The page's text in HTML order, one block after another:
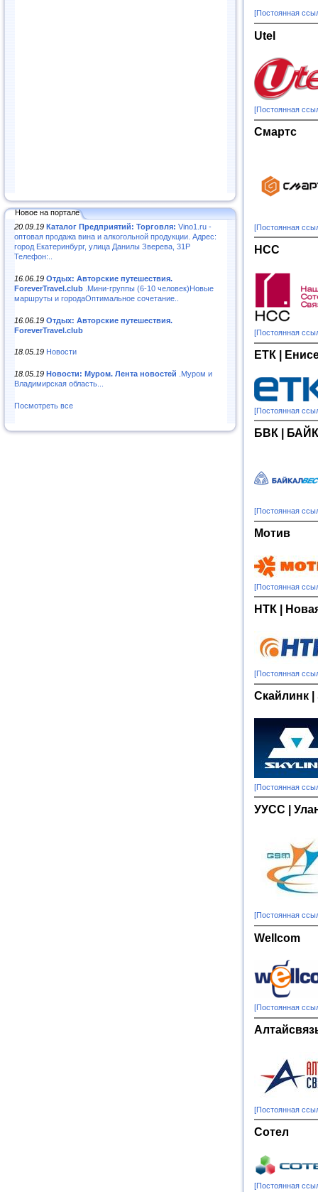
Новое на портале
20.09.19 Каталог Предприятий: Торговля: Vino1.ru -
оптовая продажа вина и алкогольной продукции. Адрес:
город Екатеринбург, улица Данилы Зверева, 31Р
Телефон:..
16.06.19 Отдых: Авторские путешествия.
ForeverTravel.club .Мини-группы (6-10 человек)Новые
маршруты и городаОптимальное сочетание..
16.06.19 Отдых: Авторские путешествия.
ForeverTravel.club
18.05.19 Новости
18.05.19 Новости: Муром. Лента новостей .Муром и
Владимирская область...
Посмотреть все
[Постоянная
Utel
[Постоянная
Смартс
[Постоянная
НСС
[Постоянная
ЕТК |
[Постоянная
БВК |
[Постоянная
Mотив
[Постоянная
НТК |
[Постоянная
Скайлинк |
[Постоянная
УУСС |
[Постоянная
Wellcom
[Постоянная
[Постоянная
Сотел
[Постоянная